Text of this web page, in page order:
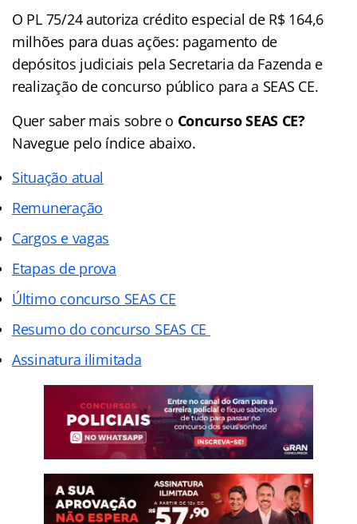
O PL 75/24 autoriza crédito especial de R$ 164,6
milhões para duas ações: pagamento de
depósitos judiciais pela Secretaria da Fazenda e
realização de concurso público para a SEAS CE.
Quer saber mais sobre o Concurso SEAS CE?
Navegue pelo índice abaixo.
Situação atual
Remuneração
Cargos e vagas
Etapas de prova
Último concurso SEAS CE
Resumo do concurso SEAS CE
Assinatura ilimitada